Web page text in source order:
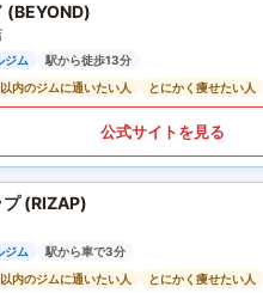
(BEYOND)
ジム
駅から徒歩13分
内のジムに通いたい人
とにかく痩せたい人
公式サイトを見る
プ (RIZAP)
ジム
駅から車で3分
内のジムに通いたい人
とにかく痩せたい人